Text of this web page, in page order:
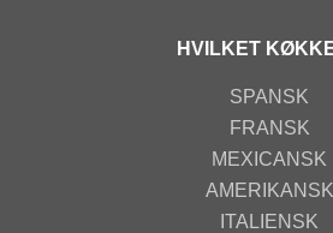
HVILKET
SPANSK
FRANSK
MEXICANSK
AMERIKANSK
ITALIENSK